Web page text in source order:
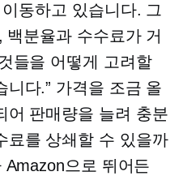
동하고 있습니다. 그
백분율과 수수료가 거
들을 어떻게 고려할
니다.” 가격을 조금 올
어 판매량을 늘려 충분
료를 상쇄할 수 있을까
으로 뛰어든